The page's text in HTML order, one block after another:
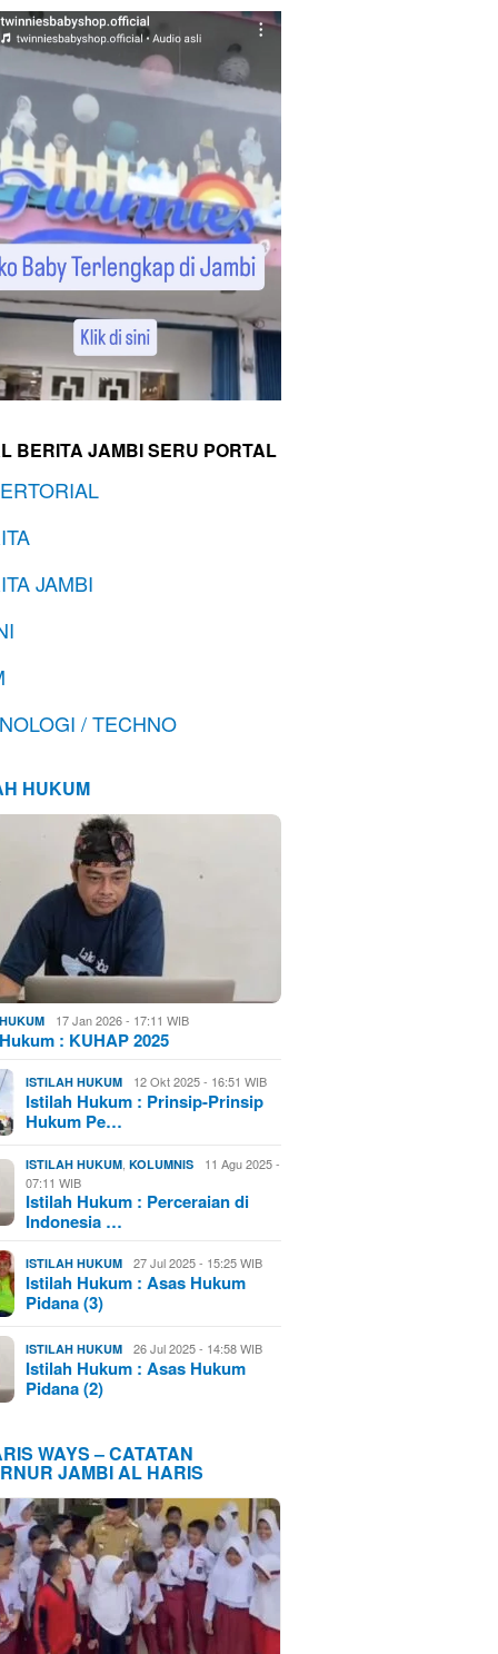
BERITA JAMBI SERU PORTAL
JAMBI
/ TECHNO
HUKUM
17 Jan 2026 - 17:11 WIB
: KUHAP 2025
ISTILAH HUKUM 12 Okt 2025 - 16:51 WIB
Istilah Hukum : Prinsip-Prinsip
Hukum Pe…
ISTILAH HUKUM ,KOLUMNIS
11 Agu 2025 -
07:11 WIB
Istilah Hukum : Perceraian di
Indonesia …
ISTILAH HUKUM 27 Jul 2025 - 15:25 WIB
Istilah Hukum : Asas Hukum
Pidana (3)
ISTILAH HUKUM 26 Jul 2025 - 14:58 WIB
Istilah Hukum : Asas Hukum
Pidana (2)
WAYS – CATATAN
JAMBI AL HARIS